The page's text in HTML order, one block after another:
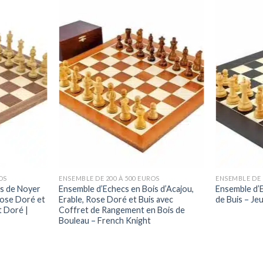
de Noyer
Doré et
Doré |
ENSEMBLE DE 200 À 500 EUROS
Ensemble d’Echecs en Bois d’Acajou,
Erable, Rose Doré et Buis avec
Coffret de Rangement en Bois de
Bouleau – French Knight
ENSEMBLE
Ensemble
de Buis –